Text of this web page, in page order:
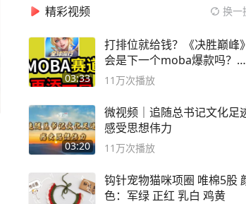
精彩视频 换一
03:33
打排位就给钱？《决胜巅峰》
会是下一个moba爆款吗？#
决胜巅峰
11万次播放
03:20
微视频｜追随总书记文化足
感受思想伟力
11万次播放
钩针宠物猫咪项圈 唯棉5股 颜
色：军绿 正红 乳白 鸡黄